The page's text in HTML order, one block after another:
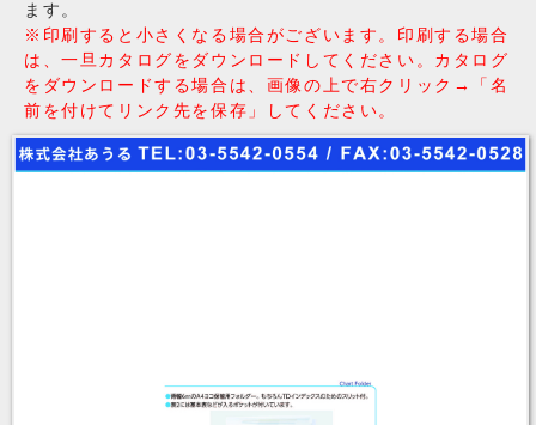
ます。
※印刷すると小さくなる場合がございます。印刷する場合
は、一旦カタログをダウンロードしてください。カタログ
をダウンロードする場合は、画像の上で右クリック→「名
前を付けてリンク先を保存」してください。